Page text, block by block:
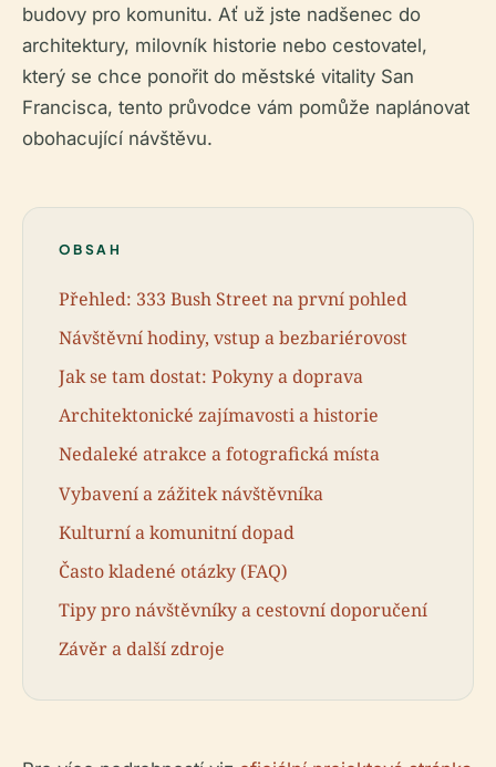
budovy pro komunitu. Ať už jste nadšenec do
architektury, milovník historie nebo cestovatel,
který se chce ponořit do městské vitality San
Francisca, tento průvodce vám pomůže naplánovat
obohacující návštěvu.
OBSAH
Přehled: 333 Bush Street na první pohled
Návštěvní hodiny, vstup a bezbariérovost
Jak se tam dostat: Pokyny a doprava
Architektonické zajímavosti a historie
Nedaleké atrakce a fotografická místa
Vybavení a zážitek návštěvníka
Kulturní a komunitní dopad
Často kladené otázky (FAQ)
Tipy pro návštěvníky a cestovní doporučení
Závěr a další zdroje